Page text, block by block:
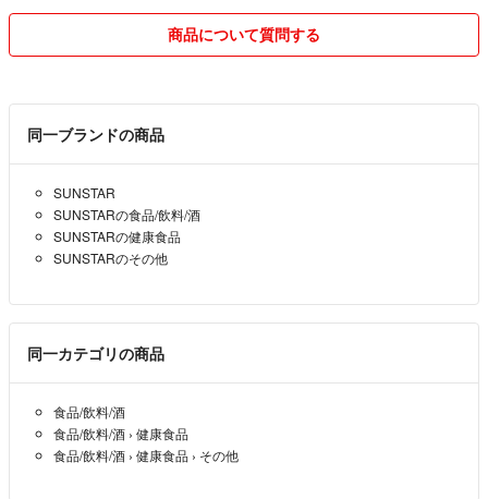
商品について質問する
同一ブランドの商品
SUNSTAR
SUNSTARの食品/飲料/酒
SUNSTARの健康食品
SUNSTARのその他
同一カテゴリの商品
食品/飲料/酒
食品/飲料/酒 › 健康食品
食品/飲料/酒 › 健康食品 › その他